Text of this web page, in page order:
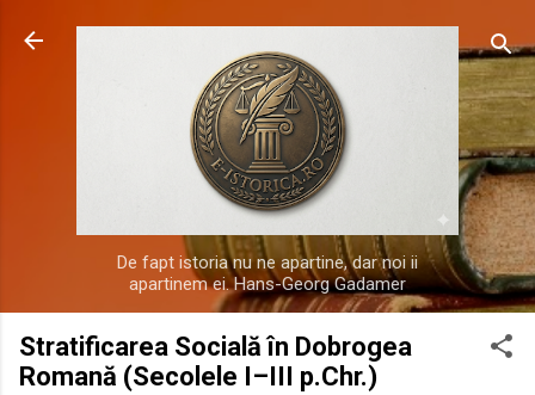
Treceți la conținutul principal
De fapt istoria nu ne apartine, dar noi ii
apartinem ei. Hans-Georg Gadamer
Stratificarea Socială în Dobrogea
Romană (Secolele I–III p.Chr.)